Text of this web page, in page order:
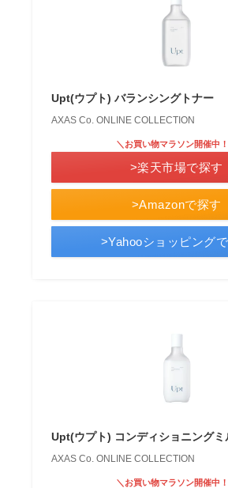
Upt(ウプト) バランシングトナー
AXAS Co. ONLINE COLLECTION
>Amazonで探す
＼お買い物マラソン開催中
>楽天市場で探す
>Yahooショッピング
Upt(ウプト) コンディショニングミ
AXAS Co. ONLINE COLLECTION
＼お買い物マラソン開催中